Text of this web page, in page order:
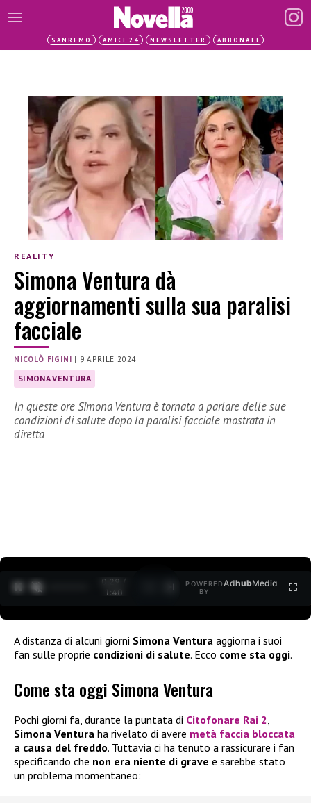
SANREMO AMICI 24 NEWSLETTER ABBONATI
REALITY
Simona Ventura dà
aggiornamenti sulla sua paralisi
facciale
NICOLÒ FIGINI | 9 APRILE 2024
SIMONA VENTURA
In queste ore Simona Ventura è tornata a parlare delle sue
condizioni di salute dopo la paralisi facciale mostrata in
diretta
0:30 /
1:40
POWERED
BY
AdhubMedia
A distanza di alcuni giorni Simona Ventura aggiorna i suoi
fan sulle proprie condizioni di salute. Ecco come sta oggi.
Come sta oggi Simona Ventura
Pochi giorni fa, durante la puntata di Citofonare Rai 2,
Simona Ventura ha rivelato di avere metà faccia bloccata
a causa del freddo. Tuttavia ci ha tenuto a rassicurare i fan
specificando che non era niente di grave e sarebbe stato
un problema momentaneo: